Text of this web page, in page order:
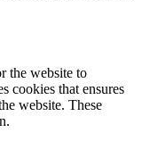
the website to
cookies that ensures
website. These